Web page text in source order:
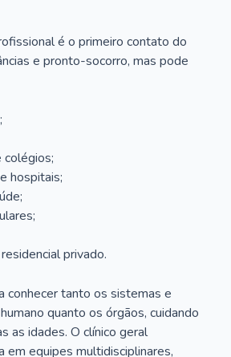
é o primeiro contato do
e pronto-socorro, mas pode
colégios;
hospitais;
privado.
conhecer tanto os sistemas e
quanto os órgãos, cuidando
as idades. O clínico geral
em equipes multidisciplinares,